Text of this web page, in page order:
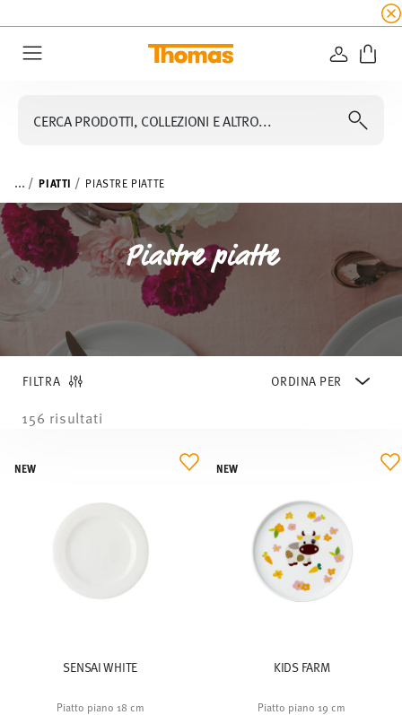
☀️ fino al 45% di sconto su tutte
ACCEDI
CERCA PRODOTTI, COLLEZIONI E ALTRO...
... PIATTI PIASTRE PIATTE
Piastre piatte
FILTRA
156 risultati
SENSAI WHITE
Piatto piano 18 cm
NEW
KIDS FARM
Piatto piano 19 cm
NEW